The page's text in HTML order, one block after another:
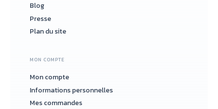
Blog
Presse
Plan du site
MON COMPTE
Mon compte
Informations personnelles
Mes commandes